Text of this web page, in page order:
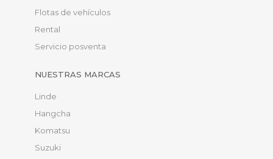
Flotas de vehículos
Rental
Servicio posventa
NUESTRAS MARCAS
Linde
Hangcha
Komatsu
Suzuki